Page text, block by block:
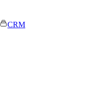
CRM